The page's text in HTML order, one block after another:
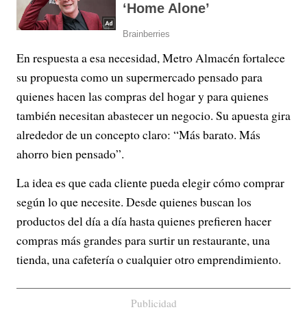
En respuesta a esa necesidad, Metro Almacén fortalece
su propuesta como un supermercado pensado para
quienes hacen las compras del hogar y para quienes
también necesitan abastecer un negocio. Su apuesta gira
alrededor de un concepto claro: “Más barato. Más
ahorro bien pensado”.
La idea es que cada cliente pueda elegir cómo comprar
según lo que necesite. Desde quienes buscan los
productos del día a día hasta quienes prefieren hacer
compras más grandes para surtir un restaurante, una
tienda, una cafetería o cualquier otro emprendimiento.
Publicidad